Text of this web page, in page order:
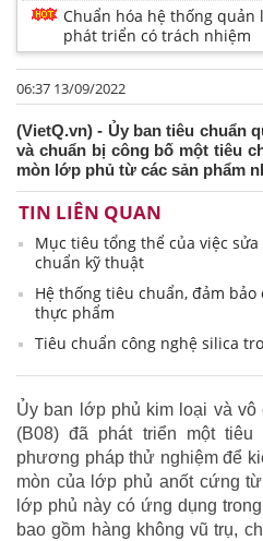
Chuẩn hóa hệ thống quản
phát triển có trách nhiệm
06:37 13/09/2022
(VietQ.vn) - Ủy ban tiêu chuẩn
và chuẩn bị công bố một tiêu
mòn lớp phủ từ các sản phẩm
TIN LIÊN QUAN
Mục tiêu tổng thể của việc
chuẩn kỹ thuật
Hệ thống tiêu chuẩn, đảm
thực phẩm
Tiêu chuẩn công nghệ silica
Ủy ban lớp phủ kim loại và vô
(B08) đã phát triển một
phương pháp thử nghiệm để
mòn của lớp phủ anốt cứng
lớp phủ này có ứng dụng
bao gồm hàng không vũ trụ,